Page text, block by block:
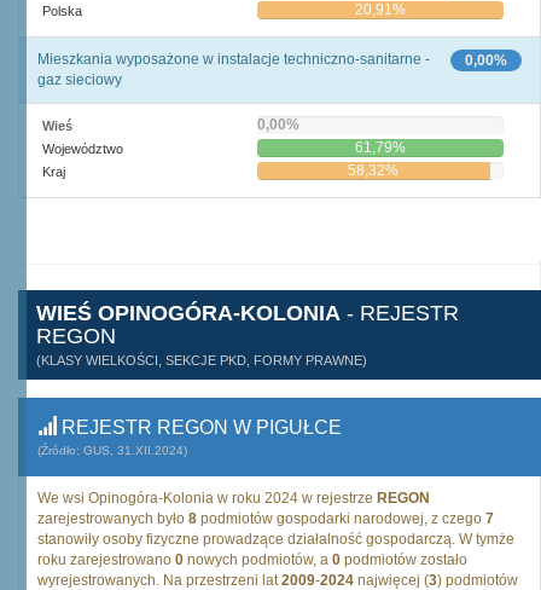
Polska 20,91%
0,00%
Mieszkania wyposażone w instalacje techniczno-sanitarne -
gaz sieciowy
Wieś 0,00%
Województwo 61,79%
Kraj 58,32%
WIEŚ OPINOGÓRA-KOLONIA - REJESTR
REGON
(KLASY WIELKOŚCI, SEKCJE PKD, FORMY PRAWNE)
REJESTR REGON W PIGUŁCE
(Źródło: GUS, 31.XII.2024)
We wsi Opinogóra-Kolonia w roku 2024 w rejestrze REGON
zarejestrowanych było 8 podmiotów gospodarki narodowej, z czego 7
stanowiły osoby fizyczne prowadzące działalność gospodarczą. W tymże
roku zarejestrowano 0 nowych podmiotów, a 0 podmiotów zostało
wyrejestrowanych. Na przestrzeni lat2009-2024 najwięcej (3) podmiotów